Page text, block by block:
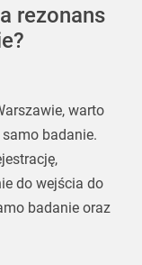
rezonans
warto
badanie.
do wejścia do
badanie oraz